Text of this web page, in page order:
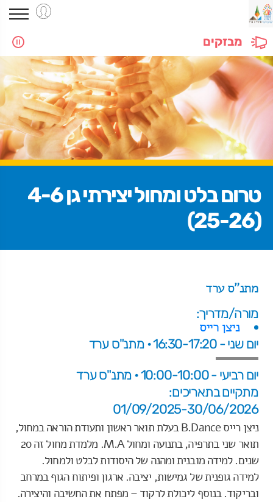
מבזקים
טרום בלט ומחול יצירתי גן 4-6
(25-26)
מתנ"ס ערד
מורה/מדריך:
ניצן רייס
יום שני - 16:30-17:20 • מתנ"ס ערד
יום רביעי - 10:00-10:00 • מתנ"ס ערד
מתקיים בתאריכים:
01/09/2025-30/06/2026
ניצן רייס B.Dance בעלת תואר ראשון ותעודת הוראה במחול,
תואר שני בתרפיה, בתנועה ומחול M.A. מלמדת מחול זה 20
שנים. למידה מובנית ומהנה של היסודות לבלט ולמחול.
למידה גופנית של גמישות, יציבה. ארגון ופיתוח הגוף במרחב
ובריקוד. בנוסף ליכולת לרקוד – מפתח את החשיבה והיצירה.